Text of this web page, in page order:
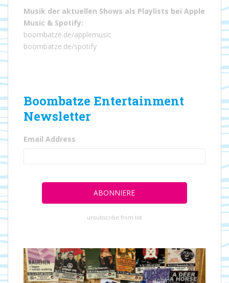
Musik der aktuellen Shows als Playlists bei Apple
Music & Spotify:
boombatze.de/applemusic
boombatze.de/spotify
Boombatze Entertainment
Newsletter
Email Address
unsubscribe from list